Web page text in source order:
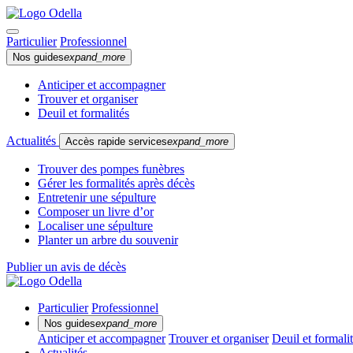
Particulier Professionnel
Nos guidesexpand_more
Anticiper et accompagner
Trouver et organiser
Deuil et formalités
Actualités Accès rapide servicesexpand_more
Trouver des pompes funèbres
Gérer les formalités après décès
Entretenir une sépulture
Composer un livre d’or
Localiser une sépulture
Planter un arbre du souvenir
Publier un avis de décès
Particulier Professionnel
Nos guidesexpand_more
Anticiper et accompagner Trouver et organiser Deuil et